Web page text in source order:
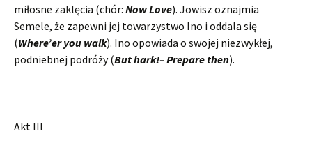
miłosne zaklęcia (chór: Now Love). Jowisz oznajmia
Semele, że zapewni jej towarzystwo Ino i oddala się
(Where’er you walk). Ino opowiada o swojej niezwykłej,
podniebnej podróży (But hark!– Prepare then).
Akt III